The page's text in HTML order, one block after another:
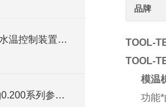
AC-MOTOREN电机FCPA 71B-2参数
TOOL-TEMP加压水温控制装置TT-137技术参数
Elbe联轴器万向轴0.200系列参数简介
品牌
TOOL-
TOOL-
模温
功能